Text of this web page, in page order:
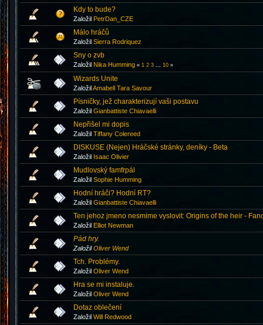
Kdy to bude?
Založil PetrDan_CZE
Málo hráčů
Založil Sierra Rodriquez
Sny o zvb
Založil Nika Humming « 1 2 3 10 »
Wizards Unite
ZaložilAmabell Tara Savour
Písničky, jež charakterizují vaši postavu
Založil Gianbattiste Chiavaelli
Nepřišel mi dopis
Založil Tiffany Colereed
DISKUSE (Nejen) Hráčské stránky, deníky - Beta
Založil Isaac Olivier
Mudlovský famfrpál
Založil Sophie Humming
Hodní hráči? Hodní RT?
Založil Gianbattiste Chiavaelli
Ten jehoz jmeno nesmime vyslovit: Origins of the heir -
Založil Elliot Newman
Pád hry.
ZaložilOliver Wend
Tch. Problémy.
Založil Oliver Wend
Hra se mi instaluje.
Založil Oliver Wend
Dotaz oblečení
Založil Will Redwood